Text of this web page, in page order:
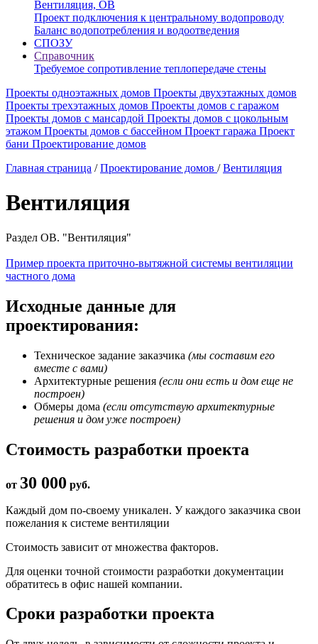
Вентиляция, ОВ
Проект подключения к центральному водопроводу
Баланс водопотребления и водоотведения
СПОЗУ
Справочник
Требуемое сопротивление теплопередаче стены
Проекты одноэтажных домов Проекты двухэтажных домов
Проекты трехэтажных домов Проекты домов с гаражом
Проекты домов с мансардой Проекты домов с цокольным
этажом Проекты домов с бассейном Проект гаража Проект
бани Проектирование домов
Главная страница / Проектирование домов / Вентиляция
Вентиляция
Раздел ОВ. "Вентиляция"
Пример проекта приточно-вытяжной системы вентиляции
частного дома
Исходные данные для
проектирования:
Техническое задание заказчика (мы составим его
вместе с вами)
Архитектурные решения (если они есть и дом еще не
построен)
Обмеры дома (если отсутствую архитектурные
решения и дом уже построен)
Стоимость разработки проекта
от 30 000 руб.
Каждый дом по-своему уникален. У каждого заказчика свои
пожелания к системе вентиляции
Стоимость зависит от множества факторов.
Для оценки точной стоимости разработки документации
обратитесь в офис нашей компании.
Сроки разработки проекта